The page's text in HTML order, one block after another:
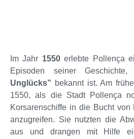
Im Jahr 1550erlebte Pollença
Episoden seiner
Unglücks” bekannt ist. Am
1550, als die Stadt Pollença
Korsarenschiffe in die Bucht
anzugreifen. Sie nutzten die
aus und drangen mit Hilfe